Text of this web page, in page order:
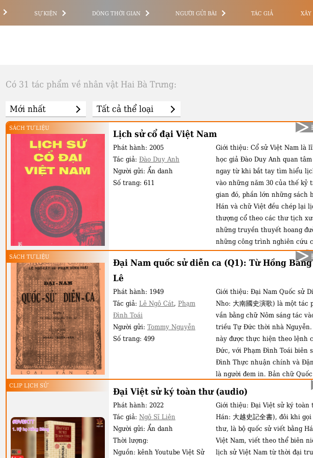
SỰ KIỆN DÒNG THỜI GIAN NGƯỜI GỬI BÀI TÁC GIẢ
Có 31 tác phẩm về nhân vật Hai Bà Trưng:
SÁCH TƯ LIỆU
Lịch sử cổ đại Việt Nam
Phát hành: 2005
Tác giả: Đào Duy Anh
Người gửi: Ẩn danh
Số trang: 611
Giới thiệu: Cổ sử Việt Nam là
học giả Đào Duy Anh quan
ngay từ khi bắt tay tìm hiểu
vào những năm 30 của thế kỷ
gian đó, phần lớn những sách
Hán và chữ Việt đều chép lại
thượng cổ theo các thư tịch
những truyền thuyết hoang
những công trình nghiên cứu
giả nước ngoài thuộc Viện
cổ Pháp ở Hà Nội. Có thể nói,
học để phân tích các truyền
nhằm tìm ra những phản
tàng trong huyền thoại, đồng
với những tài liệu khảo cổ học
cội nguồn của dân tộc...
SÁCH TƯ LIỆU
Đại Nam quốc sử diễn ca (Q1): Từ Hồng
Lê
Phát hành: 1949
Tác giả: Lê Ngô Cát, Phạm
Đình Toái
Người gửi: Tommy Nguyễn
Số trang: 499
Giới thiệu: Đại Nam Quốc sử
Nho: 大南國史演歌) là một tác
vần bằng chữ Nôm sáng tác
triều Tự Đức thời nhà Nguyễn.
này được thực hiện theo lệnh
Đức, với Phạm Đình Toái biên
Đình Thực nhuận chính và
là người đem in. Bản chữ
tiên cũng xuất hiện năm 1870
Vĩnh Ký diễn âm. Đại Nam
là một áng văn viết theo thể
lịch sử dân Việt từ Kinh Dương
họ Hồng Bàng đến hết nhà Lê.
CLIP LỊCH SỬ
Đại Việt sử ký toàn thư (audio)
Phát hành: 2022
Tác giả: Ngô Sĩ Liên
Người gửi: Ẩn danh
Thời lượng:
Nguồn: kênh Youtube Việt Sử
Giới thiệu: Đại Việt sử ký toàn
Hán: 大越史記全書), đôi khi
thư, là bộ quốc sử viết bằng
Việt Nam, viết theo thể biên
lịch sử Việt Nam từ thời đại